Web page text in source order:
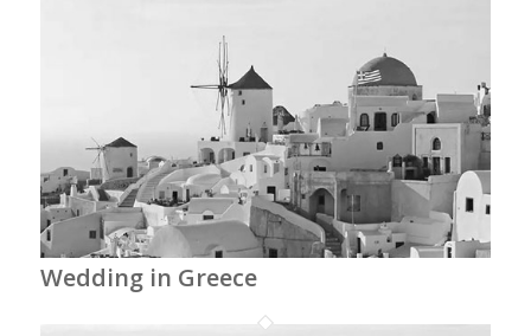
Wedding in Greece